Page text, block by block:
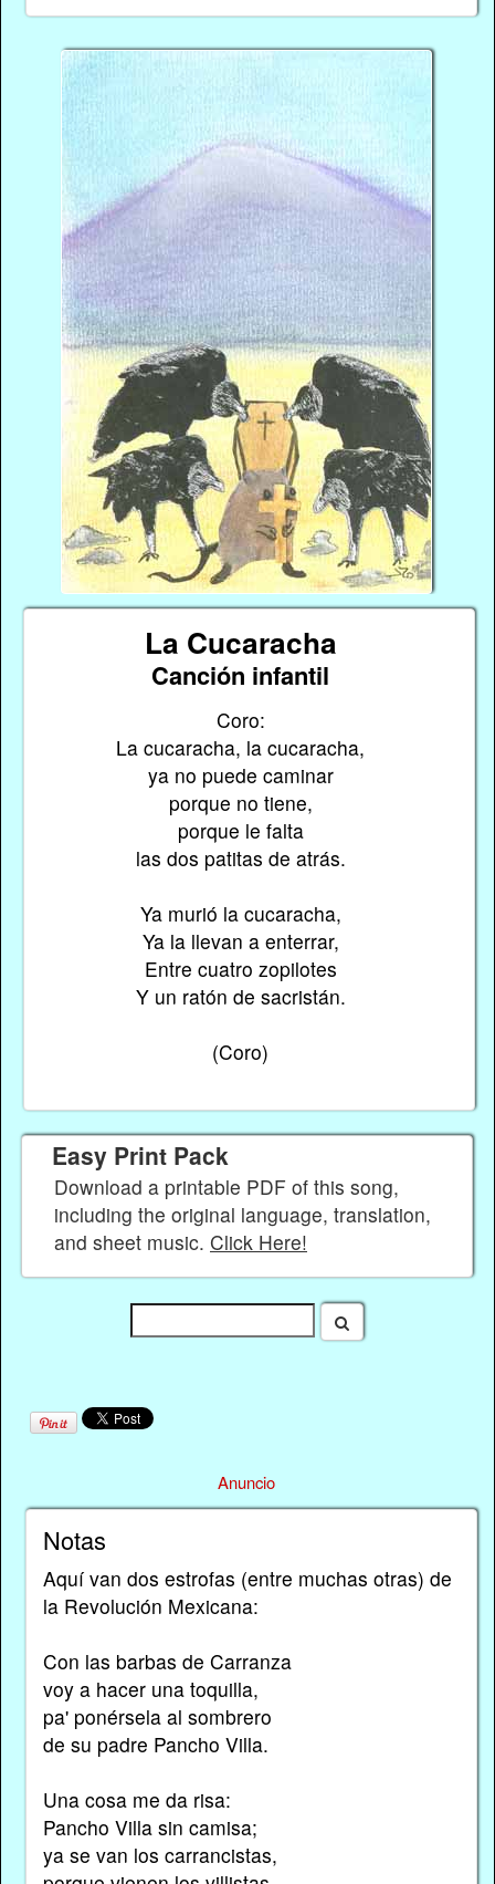
La Cucaracha
Canción infantil
Coro:
La cucaracha, la cucaracha,
ya no puede caminar
porque no tiene,
porque le falta
las dos patitas de atrás.
Ya murió la cucaracha,
Ya la llevan a enterrar,
Entre cuatro zopilotes
Y un ratón de sacristán.
(Coro)
Easy Print Pack
Download a printable PDF of this song,
including the original language, translation,
and sheet music. Click Here!
Anuncio
Notas
Aquí van dos estrofas (entre muchas otras) de
la Revolución Mexicana:
Con las barbas de Carranza
voy a hacer una toquilla,
pa' ponérsela al sombrero
de su padre Pancho Villa.
Una cosa me da risa:
Pancho Villa sin camisa;
ya se van los carrancistas,